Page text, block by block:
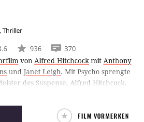
,Thriller
936
370
von Alfred Hitchcockmit Anthony
und Janet Leigh. Mit Psycho sprengte
des Suspense, Alfred Hitchcock,
und schuf für damalige
einen Schockern sondergleichen.
FILM VORMERKEN